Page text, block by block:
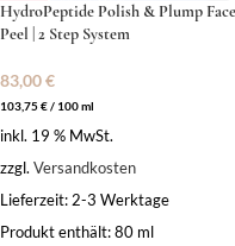
HydroPeptide Polish & Plump Face
Peel | 2 Step System
83,00€
103,75€/ 100ml
inkl. 19 % MwSt.
zzgl. Versandkosten
Lieferzeit: 2-3 Werktage
Produkt enthält: 80 ml